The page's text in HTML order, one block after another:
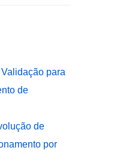
para
de
de
por